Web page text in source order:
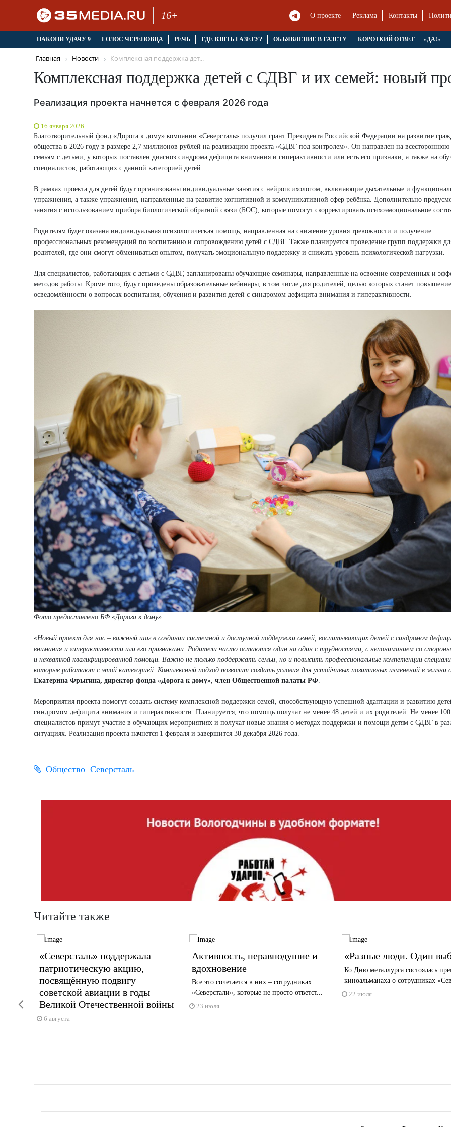
16+ О проекте Реклама Контакты
НАКОПИ УДАЧУ 9 ГОЛОС ЧЕРЕПОВЦА РЕЧЬ ГДЕ ВЗЯТЬ ГАЗЕТУ? ОБЪЯВЛЕНИЕ В ГАЗЕТУ КОРОТКИЙ ОТВЕТ — «ДА!»
Главная Новости Комплексная поддержка дет...
Комплексная поддержка детей с СДВГ и их семей: новый
Реализация проекта начнется с февраля 2026 года
16 января 2026
Благотворительный фонд «Дорога к дому» компании «Северсталь» получил грант Президента Российской Федерации на развитие
общества в 2026 году в размере 2,7 миллионов рублей на реализацию проекта «СДВГ под контролем». Он направлен на
семьям с детьми, у которых поставлен диагноз синдрома дефицита внимания и гиперактивности или есть его признаки, а также на
специалистов, работающих с данной категорией детей.
В рамках проекта для детей будут организованы индивидуальные занятия с нейропсихологом, включающие дыхательные и
упражнения, а также упражнения, направленные на развитие когнитивной и коммуникативной сфер ребёнка. Дополнительно
занятия с использованием прибора биологической обратной связи (БОС), которые помогут скорректировать психоэмоциональное
Родителям будет оказана индивидуальная психологическая помощь, направленная на снижение уровня тревожности и получение
профессиональных рекомендаций по воспитанию и сопровождению детей с СДВГ. Также планируется проведение групп поддержки
родителей, где они смогут обмениваться опытом, получать эмоциональную поддержку и снижать уровень психологической нагрузки.
Для специалистов, работающих с детьми с СДВГ, запланированы обучающие семинары, направленные на освоение современных и
методов работы. Кроме того, будут проведены образовательные вебинары, в том числе для родителей, целью которых станет повышение
осведомлённости о вопросах воспитания, обучения и развития детей с синдромом дефицита внимания и гиперактивности.
Фото предоставлено БФ «Дорога к дому».
«Новый проект для нас – важный шаг в создании системной и доступной поддержки семей, воспитывающих детей с синдромом
внимания и гиперактивности или его признаками. Родители часто остаются один на один с трудностями, с непониманием со
и нехваткой квалифицированной помощи. Важно не только поддержать семьи, но и повысить профессиональные компетенции
которые работают с этой категорией. Комплексный подход позволит создать условия для устойчивых позитивных изменений в жизни
Екатерина Фрыгина, директор фонда «Дорога к дому», член Общественной палаты РФ.
Мероприятия проекта помогут создать систему комплексной поддержки семей, способствующую успешной адаптации и развитию
синдромом дефицита внимания и гиперактивности. Планируется, что помощь получат не менее 48 детей и их родителей. Не менее 100
специалистов примут участие в обучающих мероприятиях и получат новые знания о методах поддержки и помощи детям с СДВГ в
ситуациях. Реализация проекта начнется 1 февраля и завершится 30 декабря 2026 года.
Общество Северсталь
Читайте также
«Северсталь» поддержала
патриотическую акцию,
посвящённую подвигу
советской авиации в годы
Великой Отечественной войны
6 августа
Активность, неравнодушие и
вдохновение
Все это сочетается в них – сотрудниках
«Северстали», которые не просто ответст...
23 июля
«Разные люди. Один
Ко Дню металлурга состоялась
киноальманаха о сотрудниках
22 июля